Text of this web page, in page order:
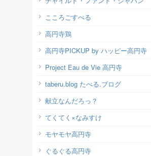
こころごすぺる
高円寺鶏
高円寺PICKUP by ハッピー高円寺
Project Eau de Vie 高円寺
taberu.blog たべる.ブログ
献立なんだろっ？
てくてく×なみすけ
モヤモヤ高円寺
ぐるぐる高円寺